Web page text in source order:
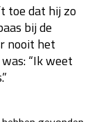
30 okt - 01 nov
za 19:00 - 20:00
zo 18:00 - 20:00
toe dat hij zo
bij de
nooit het
“Ik weet